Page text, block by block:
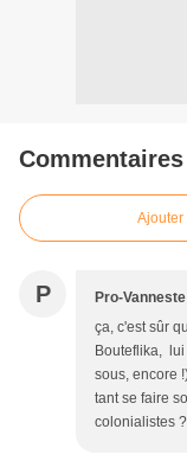
Commentaires
Ajouter
P Pro-Vanneste
ça, c'est sûr
Bouteflika,
sous, encore
tant se faire
colonialistes